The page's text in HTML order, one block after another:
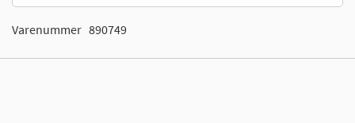
Varenummer 890749